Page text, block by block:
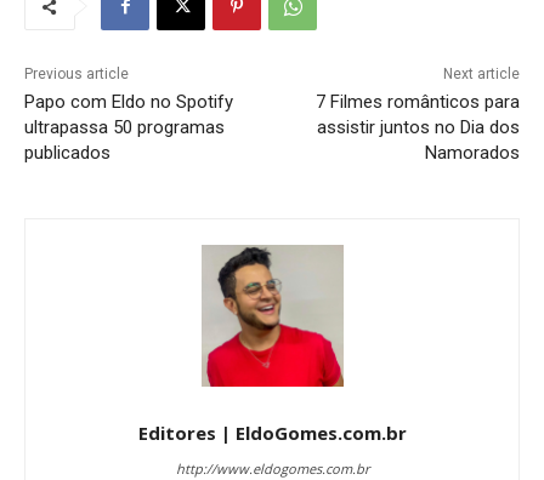
Previous article
Papo com Eldo no Spotify
ultrapassa 50 programas
publicados
Next article
7 Filmes românticos para
assistir juntos no Dia dos
Namorados
Editores | EldoGomes.com.br
http://www.eldogomes.com.br